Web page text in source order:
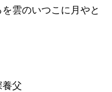
雲のいつこに月やと
父